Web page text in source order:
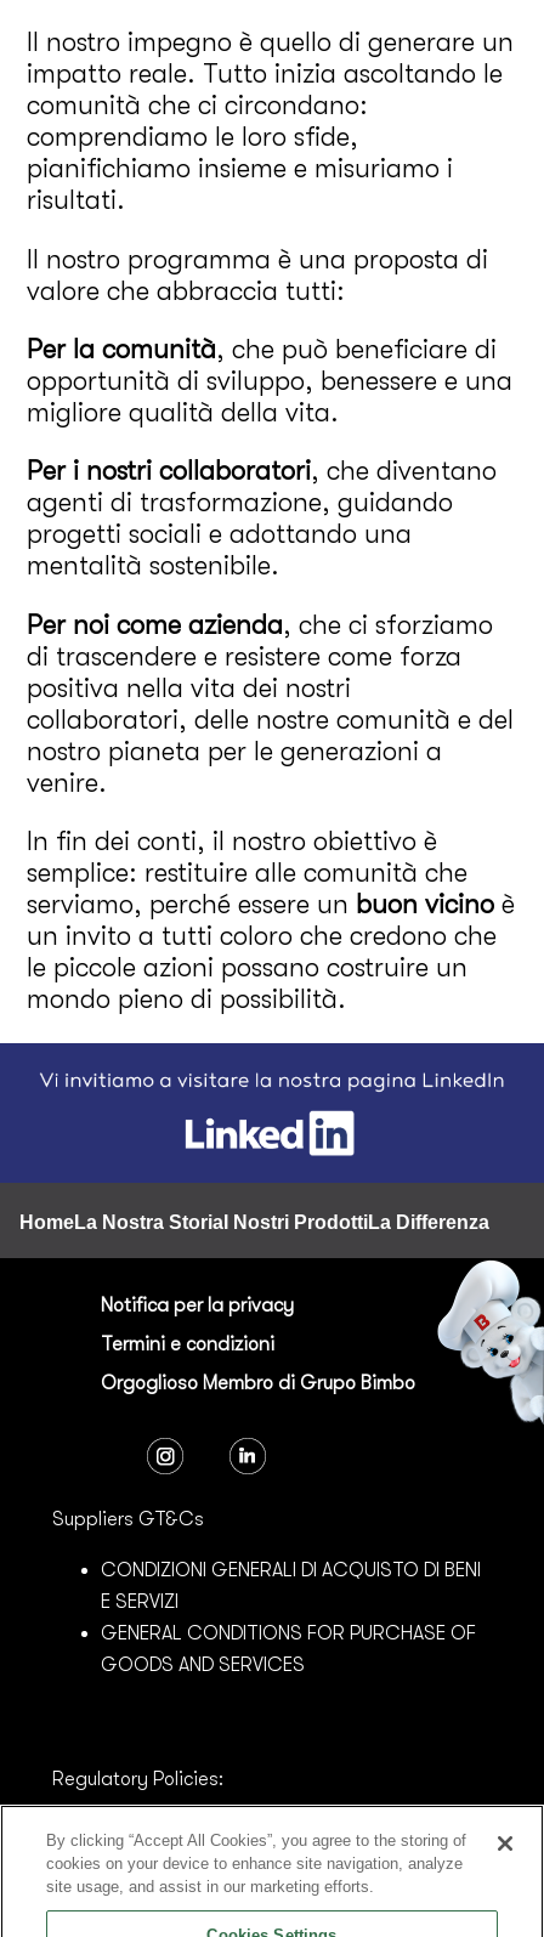
Il nostro impegno è quello di generare un
impatto reale. Tutto inizia ascoltando le
comunità che ci circondano:
comprendiamo le loro sfide,
pianifichiamo insieme e misuriamo i
risultati.
Il nostro programma è una proposta di
valore che abbraccia tutti:
Per la comunità, che può beneficiare di
opportunità di sviluppo, benessere e una
migliore qualità della vita.
Per i nostri collaboratori, che diventano
agenti di trasformazione, guidando
progetti sociali e adottando una
mentalità sostenibile.
Per noi come azienda, che ci sforziamo
di trascendere e resistere come forza
positiva nella vita dei nostri
collaboratori, delle nostre comunità e del
nostro pianeta per le generazioni a
venire.
In fin dei conti, il nostro obiettivo è
semplice: restituire alle comunità che
serviamo, perché essere un buon vicinoè
un invito a tutti coloro che credono che
le piccole azioni possano costruire un
mondo pieno di possibilità.
Footer
HomeLa Nostra Storia I Nostri ProdottiLa Differenza BQ
Notifica per la privacy
Termini e condizioni
Orgoglioso Membro di Grupo Bimbo
Suppliers GT&Cs
CONDIZIONI GENERALI DI ACQUISTO DI BENI
E SERVIZI
GENERAL CONDITIONS FOR PURCHASE OF
GOODS AND SERVICES
Regulatory Policies:
MODELLO DI ORGANIZZAZIONE E GESTIONE
AZIENDALE AI SENSI DEL D. LGS. N.231/2001 -
Parte Generale
MODELLO DI ORGANIZZAZIONE E GESTIONE
By clicking “Accept All Cookies”, you agree to the storing of
cookies on your device to enhance site navigation, analyze
site usage, and assist in our marketing efforts.